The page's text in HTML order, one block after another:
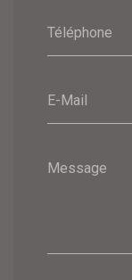
Téléphone
E-Mail
Message